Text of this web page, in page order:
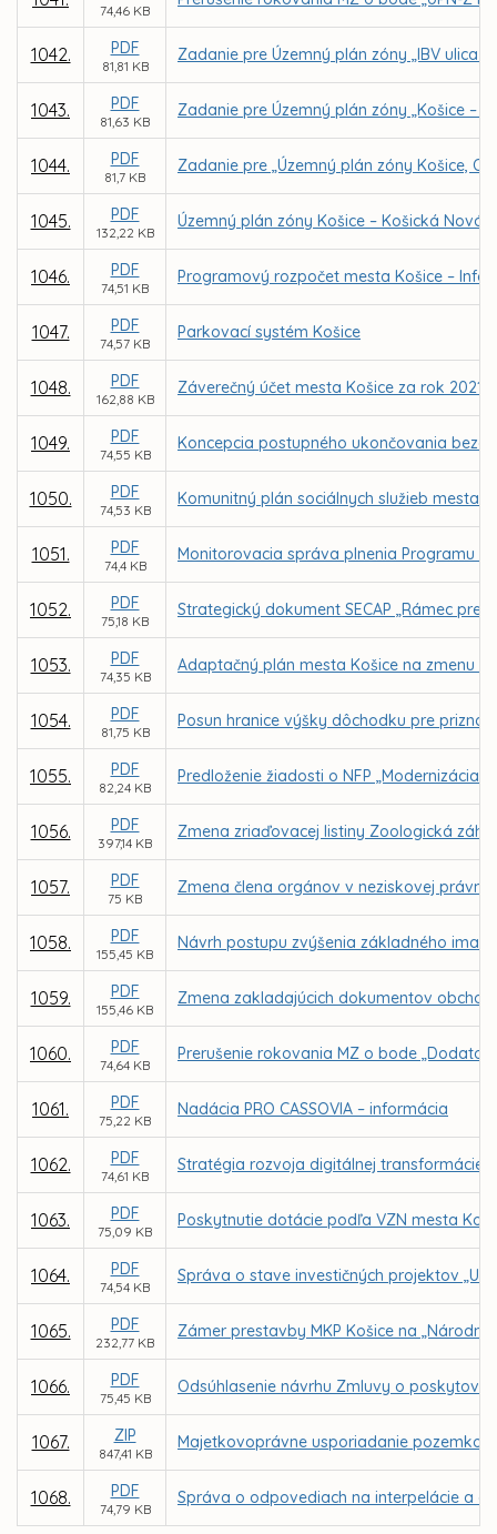
74,46 KB
1042. PDF
81,81 KB
Zadanie pre Územný plán zóny „IBV ulica
1043. PDF
81,63 KB
Zadanie pre Územný plán zóny „Košice –
1044. PDF
81,7 KB
Zadanie pre „Územný plán zóny Košice,
1045. PDF
132,22 KB
Územný plán zóny Košice – Košická Nová
1046. PDF
74,51 KB
Programový rozpočet mesta Košice –
1047. PDF
74,57 KB
Parkovací systém Košice
1048. PDF
162,88 KB
Záverečný účet mesta Košice za rok 2021
1049. PDF
74,55 KB
Koncepcia postupného ukončovania
1050. PDF
74,53 KB
Komunitný plán sociálnych služieb mesta
1051. PDF
74,4 KB
Monitorovacia správa plnenia Programu
1052. PDF
75,18 KB
Strategický dokument SECAP „Rámec
1053. PDF
74,35 KB
Adaptačný plán mesta Košice na zmenu
1054. PDF
81,75 KB
Posun hranice výšky dôchodku pre
1055. PDF
82,24 KB
Predloženie žiadosti o NFP
1056. PDF
397,14 KB
Zmena zriaďovacej listiny Zoologická
1057. PDF
75 KB
Zmena člena orgánov v neziskovej
1058. PDF
155,45 KB
Návrh postupu zvýšenia základného
1059. PDF
155,46 KB
Zmena zakladajúcich dokumentov
1060. PDF
74,64 KB
Prerušenie rokovania MZ o bode
1061. PDF
75,22 KB
Nadácia PRO CASSOVIA – informácia
1062. PDF
74,61 KB
Stratégia rozvoja digitálnej transformácie
1063. PDF
75,09 KB
Poskytnutie dotácie podľa VZN mesta
1064. PDF
74,54 KB
Správa o stave investičných projektov
1065. PDF
232,77 KB
Zámer prestavby MKP Košice na
1066. PDF
75,45 KB
Odsúhlasenie návrhu Zmluvy o
1067. ZIP
847,41 KB
Majetkovoprávne usporiadanie
1068. PDF
74,79 KB
Správa o odpovediach na interpelácie a